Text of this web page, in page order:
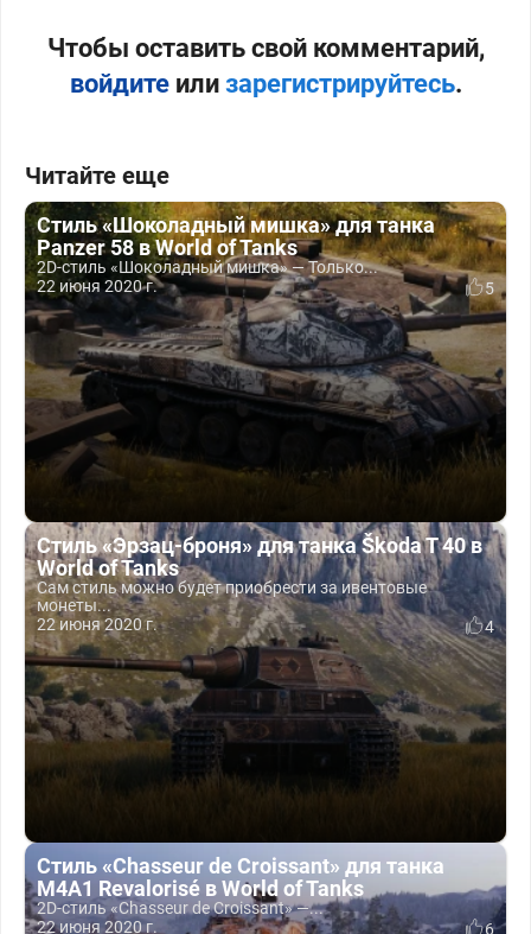
Чтобы оставить свой комментарий,
войдитеили зарегистрируйтесь.
Читайте еще
Стиль «Шоколадный мишка» для танка
Panzer 58 в World of Tanks
2D-стиль «Шоколадный мишка» — Только...
22 июня 2020 г.
5
Стиль «Эрзац-броня» для танка Škoda T 40 в
World of Tanks
Сам стиль можно будет приобрести за ивентовые
монеты...
22 июня 2020 г.
4
Стиль «Chasseur de Croissant» для танка
M4A1 Revalorisé в World of Tanks
2D-стиль «Chasseur de Croissant» —...
22 июня 2020 г.
6